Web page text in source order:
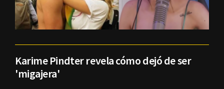
Karime Pindter revela cómo dejó de ser
'migajera'